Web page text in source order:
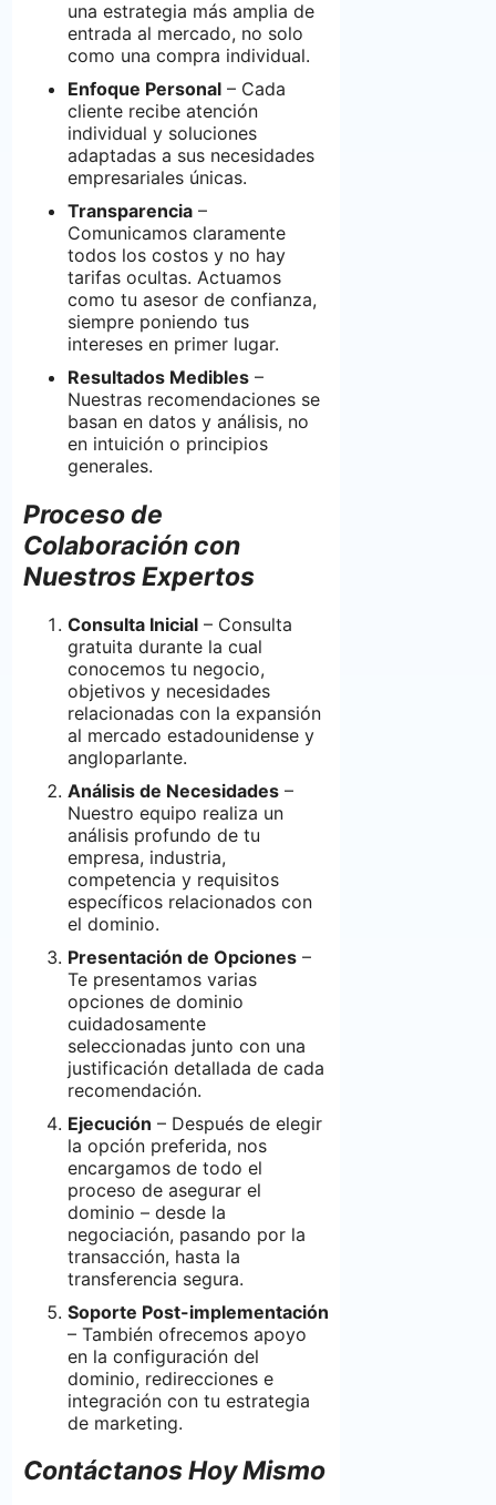
una estrategia más amplia de
entrada al mercado, no solo
como una compra individual.
Enfoque Personal – Cada
cliente recibe atención
individual y soluciones
adaptadas a sus necesidades
empresariales únicas.
Transparencia –
Comunicamos claramente
todos los costos y no hay
tarifas ocultas. Actuamos
como tu asesor de confianza,
siempre poniendo tus
intereses en primer lugar.
Resultados Medibles –
Nuestras recomendaciones se
basan en datos y análisis, no
en intuición o principios
generales.
Proceso de
Colaboración con
Nuestros Expertos
Consulta Inicial – Consulta
gratuita durante la cual
conocemos tu negocio,
objetivos y necesidades
relacionadas con la expansión
al mercado estadounidense y
angloparlante.
Análisis de Necesidades –
Nuestro equipo realiza un
análisis profundo de tu
empresa, industria,
competencia y requisitos
específicos relacionados con
el dominio.
Presentación de Opciones –
Te presentamos varias
opciones de dominio
cuidadosamente
seleccionadas junto con una
justificación detallada de cada
recomendación.
Ejecución – Después de elegir
la opción preferida, nos
encargamos de todo el
proceso de asegurar el
dominio – desde la
negociación, pasando por la
transacción, hasta la
transferencia segura.
Soporte Post-implementación
– También ofrecemos apoyo
en la configuración del
dominio, redirecciones e
integración con tu estrategia
de marketing.
Contáctanos Hoy Mismo